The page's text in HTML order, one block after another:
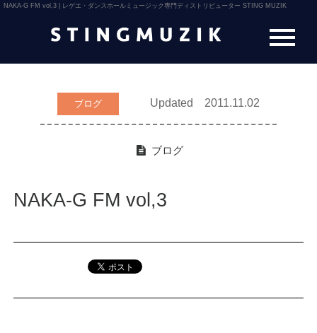
NAKA-G FM vol,3 | レゲエ・ダンスホールミュージック専門ディストリビューター STING MUZIK
ブログ Updated 2011.11.02
ブログ
NAKA-G FM vol,3